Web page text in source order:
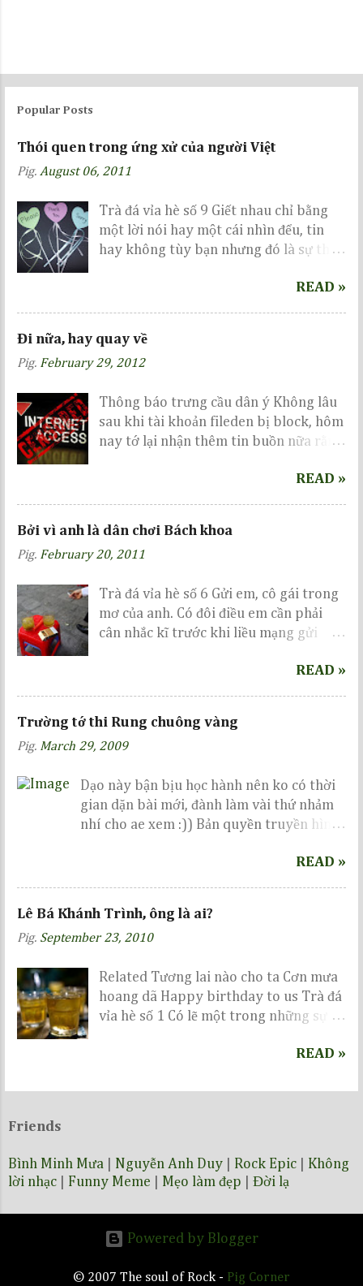
P
o
s
a
o
m
e
n
t
Popular Posts
Thói quen trong ứng xử của người Việt
Pig. August 06, 2011
Trà đá vỉa hè số 9 Giết nhau chỉ bằng
một lời nói hay một cái nhìn đểu, tin
hay không tùy bạn nhưng đó là sự thực
đây... Related Trận cầu siêu kinh điển
READ »
Đi nữa, hay quay về
Pig. February 29, 2012
Thông báo trưng cầu dân ý Không lâu
sau khi tài khoản fileden bị block, hôm
nay tớ lại nhận thêm tin buồn nữa rằng
trên mediafire đã bị lock mà không hề
cố viết vài dòng mong mọi người cho ý
kiến...
READ »
Bởi vì anh là dân chơi Bách khoa
Pig. February 20, 2011
Trà đá vỉa hè số 6 Gửi em, cô gái trong
mơ của anh. Có đôi điều em cần phải
cân nhắc kĩ trước khi liều mạng gửi
READ »
Trường tớ thi Rung chuông vàng
Pig. March 29, 2009
Dạo này bận bịu học hành nên ko có thời
gian dặn bài mới, đành làm vài thứ nhảm
nhí cho ae xem :)) Bản quyền truyền hình
bản quyền ảnh thôi, còn diễn biến cuộc
READ »
Lê Bá Khánh Trình, ông là ai?
Pig. September 23, 2010
Related Tương lai nào cho ta Cơn mưa
hoang dã Happy birthday to us Trà đá
vỉa hè số 1 Có lẽ một trong những sự
danh GS Ngô Bảo Châu, nhưng bên một
READ »
Friends
Bình Minh Mưa Nguyễn Anh Duy Rock Epic
Không
lời nhạc
Funny Meme Mẹo làm đẹp Đời lạ
Powered by Blogger
© 2007 The soul of Rock - Pig Corner